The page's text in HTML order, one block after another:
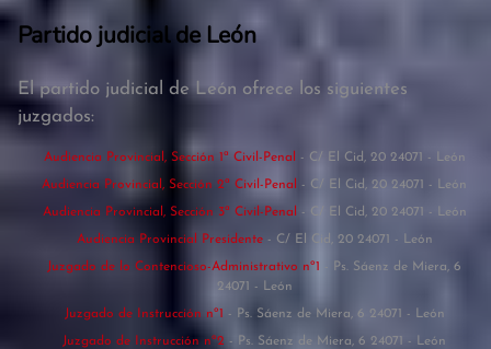
Partido judicial de León
El partido judicial de León ofrece los siguientes
juzgados:
Audiencia Provincial, Sección 1ª Civil-Penal - C/ El Cid, 20 24071 - León
Audiencia Provincial, Sección 2ª Civil-Penal - C/ El Cid, 20 24071 - León
Audiencia Provincial, Sección 3ª Civil-Penal - C/ El Cid, 20 24071 - León
Audiencia Provincial Presidente - C/ El Cid, 20 24071 - León
Juzgado de lo Contencioso-Administrativo nº1
- Ps. Sáenz de Miera, 6
24071 - León
Juzgado de Instrucción nº1 - Ps. Sáenz de Miera, 6 24071 - León
Juzgado de Instrucción nº2 - Ps. Sáenz de Miera, 6 24071 - León